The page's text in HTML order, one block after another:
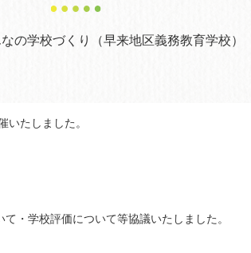
の学校づくり（早来地区義務教育学校）
いたしました。
・学校評価について等協議いたしました。